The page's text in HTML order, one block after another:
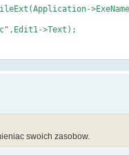
>Text);
swoich zasobow.